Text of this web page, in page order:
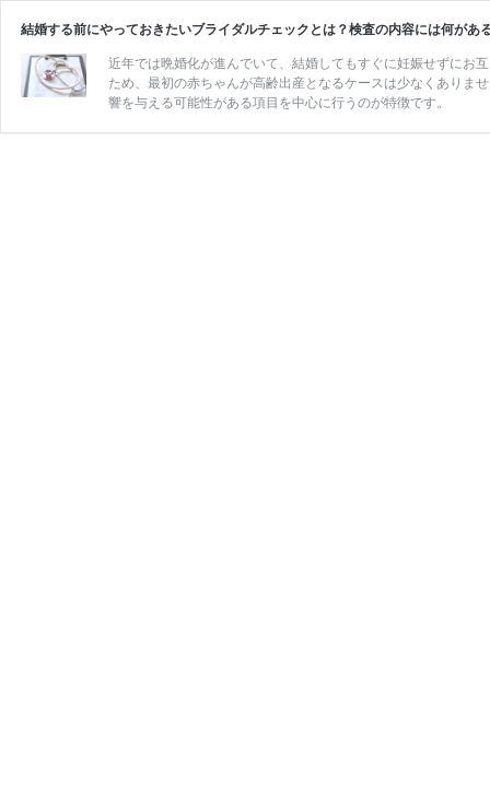
結婚する前にやっておきたいブライダルチェックとは？検査の内容には何があ
近年では晩婚化が進んでいて、結婚してもすぐに妊娠せずにお
ため、最初の赤ちゃんが高齢出産となるケースは少なくありません。 ブライダルチェックとは、結婚前に受けることができる検査のことで、主に
響を与える可能性がある項目を中心に行うのが特徴です。